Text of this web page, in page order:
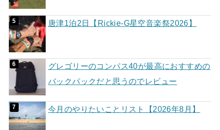
唐津1泊2日【Rickie-G星空音楽祭2026】
グレゴリーのコンパス40が最高におすすめの
バックパックだと思うのでレビュー
今月のやりたいことリスト【2026年8月】